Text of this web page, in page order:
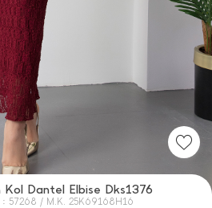
Kol Dantel Elbise Dks1376
: 57268 / M.K. 25K69168H16